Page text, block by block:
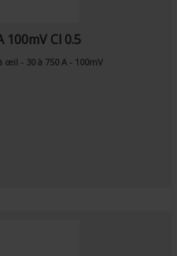
100mV Cl 0.5
- 30 à 750 A - 100mV